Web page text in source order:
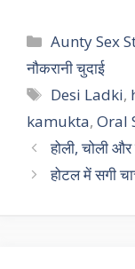
Categories
Aunty Sex
नौकरानी चुदाई
Tags
Desi Ladki,
kamukta, Oral
होली, चोली
होटल में सगी